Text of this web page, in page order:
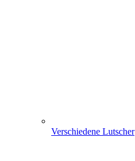
Verschiedene Lutscher